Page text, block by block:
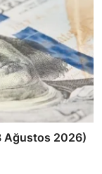
Ağustos 2026)